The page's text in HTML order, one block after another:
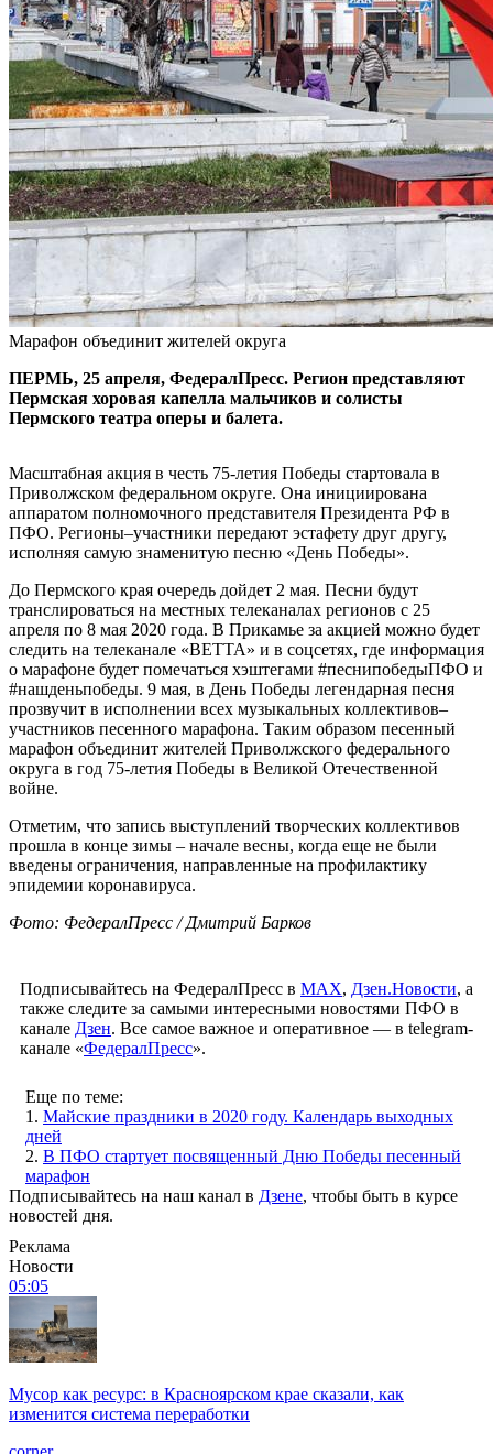
Марафон объединит жителей округа
ПЕРМЬ, 25 апреля, ФедералПресс. Регион представляют
Пермская хоровая капелла мальчиков и солисты
Пермского театра оперы и балета.
Масштабная акция в честь 75-летия Победы стартовала в
Приволжском федеральном округе. Она инициирована
аппаратом полномочного представителя Президента РФ в
ПФО. Регионы–участники передают эстафету друг другу,
исполняя самую знаменитую песню «День Победы».
До Пермского края очередь дойдет 2 мая. Песни будут
транслироваться на местных телеканалах регионов с 25
апреля по 8 мая 2020 года. В Прикамье за акцией можно будет
следить на телеканале «ВЕТТА» и в соцсетях, где информация
о марафоне будет помечаться хэштегами #песнипобедыПФО и
#нашденьпобеды. 9 мая, в День Победы легендарная песня
прозвучит в исполнении всех музыкальных коллективов–
участников песенного марафона. Таким образом песенный
марафон объединит жителей Приволжского федерального
округа в год 75-летия Победы в Великой Отечественной
войне.
Отметим, что запись выступлений творческих коллективов
прошла в конце зимы – начале весны, когда еще не были
введены ограничения, направленные на профилактику
эпидемии коронавируса.
Фото: ФедералПресс / Дмитрий Барков
Подписывайтесь на ФедералПресс в МАХ, Дзен.Новости, а
также следите за самыми интересными новостями ПФО в
канале Дзен. Все самое важное и оперативное — в telegram-
канале «ФедералПресс».
Еще по теме:
1. Майские праздники в 2020 году. Календарь выходных
дней
2. В ПФО стартует посвященный Дню Победы песенный
марафон
Подписывайтесь на наш канал в Дзене, чтобы быть в курсе
новостей дня.
Реклама
Новости
05:05
Мусор как ресурс: в Красноярском крае сказали, как
изменится система переработки